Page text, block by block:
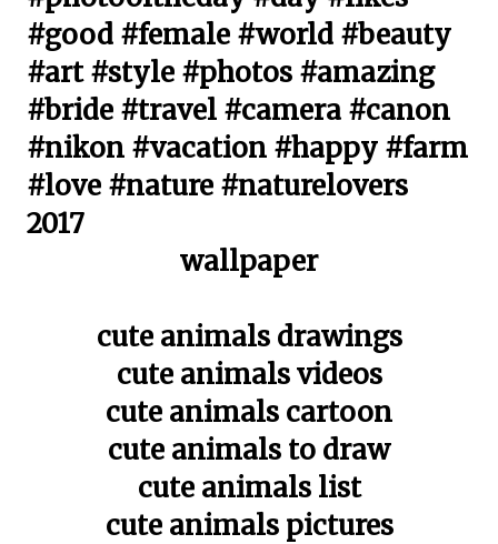
#good #female #world #beauty
#art #style #photos #amazing
#bride #travel #camera #canon
#nikon #vacation #happy #farm
#love #nature #naturelovers
2017
wallpaper
cute animals drawings
cute animals videos
cute animals cartoon
cute animals to draw
cute animals list
cute animals pictures